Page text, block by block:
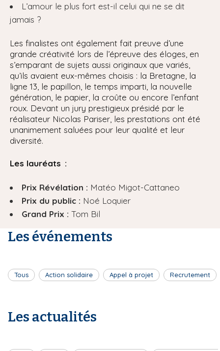
L’amour le plus fort est-il celui qui ne se dit
jamais ?
Les finalistes ont également fait preuve d’une
grande créativité lors de l’épreuve des éloges, en
s’emparant de sujets aussi originaux que variés,
qu’ils avaient eux-mêmes choisis : la Bretagne, la
ligne 13, le papillon, le temps imparti, la nouvelle
génération, le papier, la croûte ou encore l’enfant
roux. Devant un jury prestigieux présidé par le
réalisateur Nicolas Pariser, les prestations ont été
unanimement saluées pour leur qualité et leur
diversité.
Les lauréats :
Prix Révélation : Matéo Migot-Cattaneo
Prix du public : Noé Loquier
Grand Prix : Tom Bil
Les événements
Tous Action solidaire Appel à projet Recrutement
Les actualités